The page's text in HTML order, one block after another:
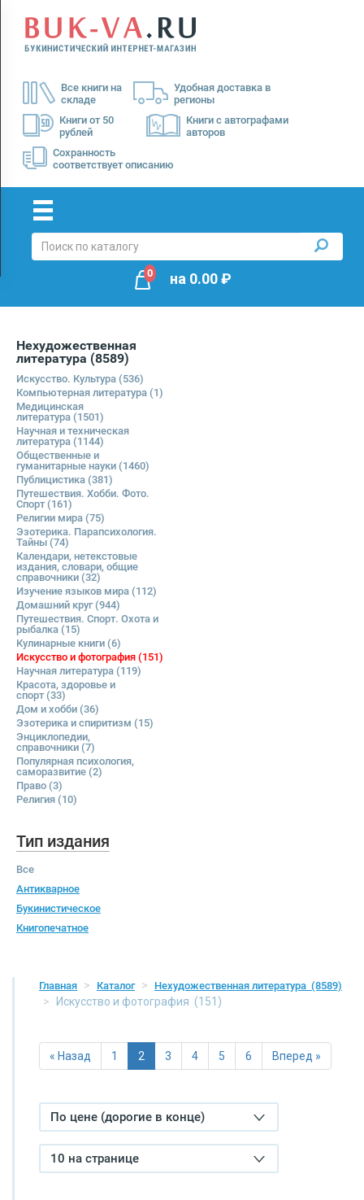
Все книги на
складе
Удобная доставка в
регионы
Книги от 50
рублей
Книги с автографами
авторов
Сохранность
соответствует описанию
Menu
Доставка
Оплата
0 на 0.00₽
Нехудожественная
литература (8589)
Искусство. Культура (536)
Компьютерная литература (1)
Медицинская
литература (1501)
Научная и техническая
литература (1144)
Общественные и
гуманитарные науки (1460)
Публицистика (381)
Путешествия. Хобби. Фото.
Спорт(161)
Религии мира (75)
Эзотерика. Парапсихология.
Тайны (74)
Календари, нетекстовые
издания, словари, общие
справочники (32)
Изучение языков мира (112)
Домашний круг(944)
Путешествия. Спорт. Охота и
рыбалка (15)
Кулинарные книги (6)
Искусство и фотография (151)
Научная литература (119)
Красота, здоровье и
спорт(33)
Дом и хобби (36)
Эзотерика и спиритизм (15)
Энциклопедии,
справочники (7)
Популярная психология,
саморазвитие (2)
Право (3)
Религия (10)
Тип издания
Все
Антикварное
Букинистическое
Книгопечатное
Главная Каталог Нехудожественная литература (8589)
Искусство и фотография (151)
« Назад 1 2 3 4 5 6 Вперед »
По цене (дорогие в конце)
10 на странице